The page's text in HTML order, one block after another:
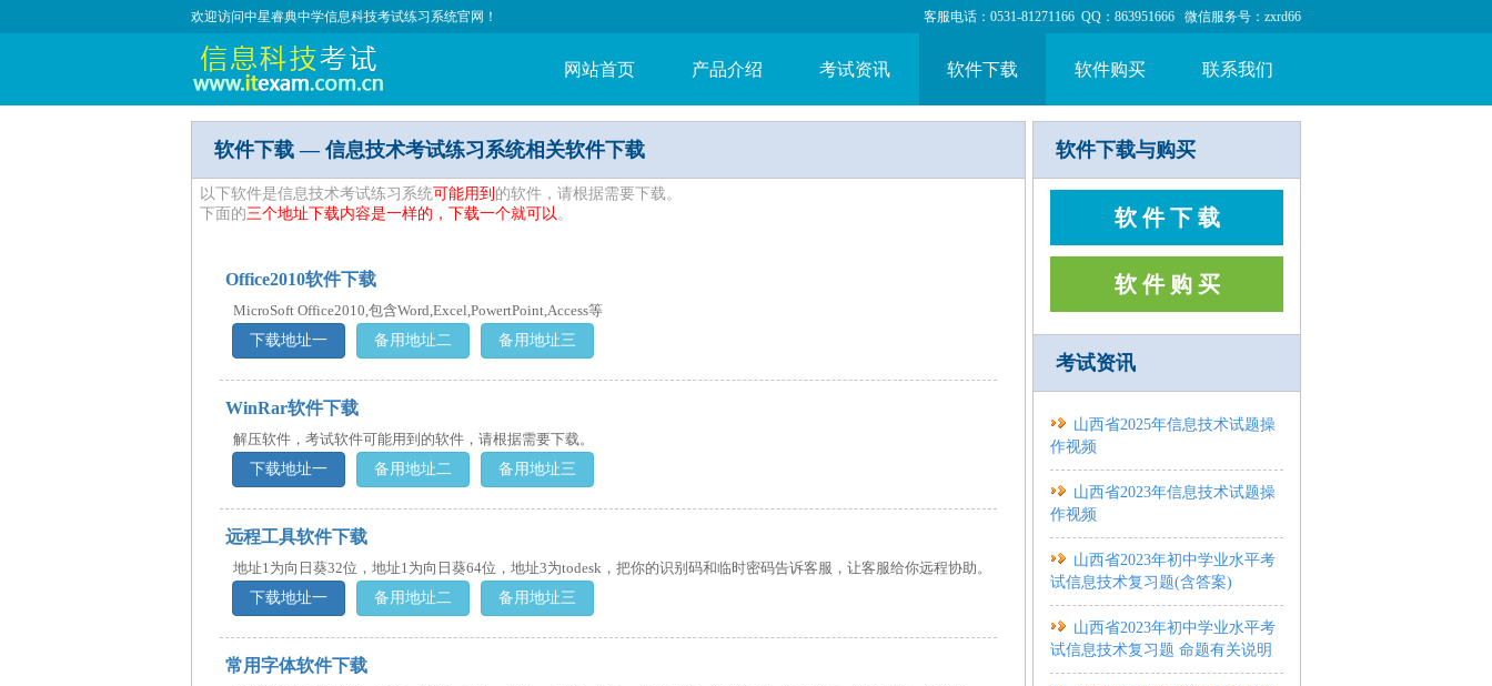
欢迎访问中星睿典中学信息科技考试练习系统官网！ 客服电话：0531-81271166 QQ：863951666 微信服务号：zxrd66
网站首页 产品介绍 考试资讯 软件下载 软件购买 联系我们
软件下载 — 信息技术考试练习系统相关软件下载
以下软件是信息技术考试练习系统可能用到 的软件，请根据需要下载。
下面的三个地址下载内容是一样的，下载一个就可以。
Office2010软件下载
MicroSoft Office2010,包含Word,Excel,PowertPoint,Access等
下载地址一
备用地址二 备用地址三
WinRar软件下载
解压软件，考试软件可能用到的软件，请根据需要下载。
下载地址一
备用地址二 备用地址三
远程工具软件下载
地址1为向日葵32位，地址1为向日葵64位，地址3为todesk，把你的识别码和临时密码告诉客服，让客服给你远程协助。
下载地址一
备用地址二 备用地址三
常用字体软件下载
软件下载与购买
软 件 下 载
软 件 购 买
考试资讯
山西省2025年信息技术试题操
作视频
山西省2023年信息技术试题操
作视频
山西省2023年初中学业水平考
试信息技术复习题(含答案)
山西省2023年初中学业水平考
试信息技术复习题 命题有关说明